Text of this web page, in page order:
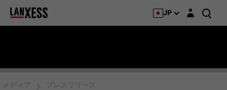
JP Login layer